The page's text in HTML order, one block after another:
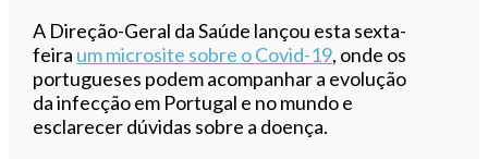
A Direção-Geral da Saúde lançou esta sexta-
feira um microsite sobre o Covid-19, onde os
portugueses podem acompanhar a evolução
da infecção em Portugal e no mundo e
esclarecer dúvidas sobre a doença.